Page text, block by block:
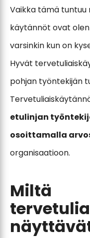
Vaikka tämä tuntuu
käytännöt ovat
varsinkin kun on
Hyvät
pohjan työntekijän
etulinjan
osoittamalla
organisaatioon.
Miltä